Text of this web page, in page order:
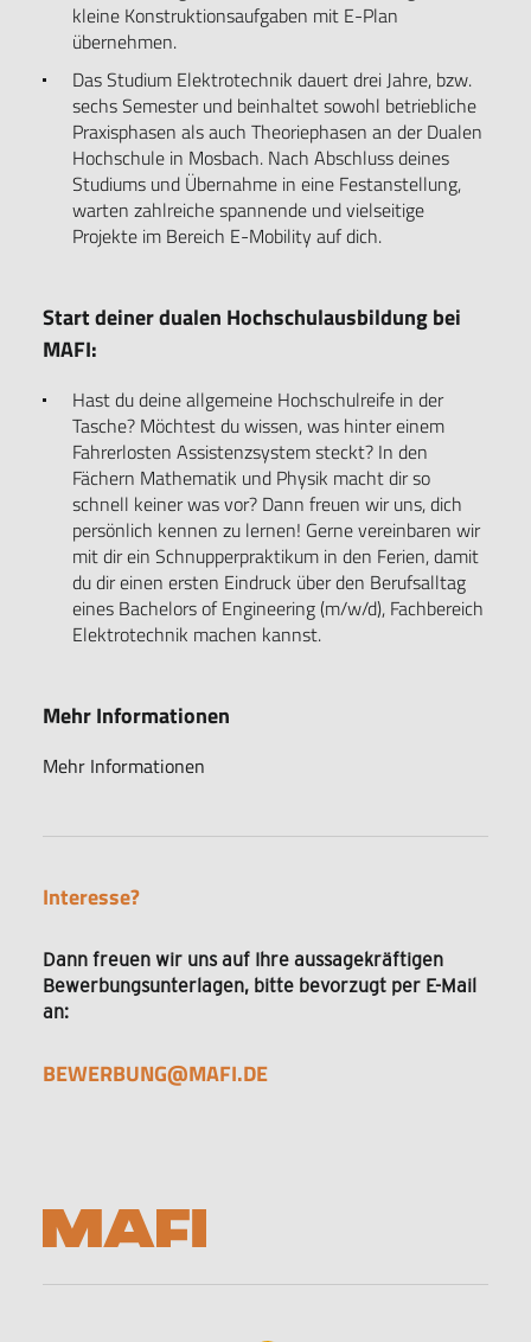
kleine Konstruktionsaufgaben mit E-Plan
übernehmen.
Das Studium Elektrotechnik dauert drei Jahre, bzw.
sechs Semester und beinhaltet sowohl betriebliche
Praxisphasen als auch Theoriephasen an der Dualen
Hochschule in Mosbach. Nach Abschluss deines
Studiums und Übernahme in eine Festanstellung,
warten zahlreiche spannende und vielseitige
Projekte im Bereich E-Mobility auf dich.
Start deiner dualen Hochschulausbildung bei
MAFI:
Hast du deine allgemeine Hochschulreife in der
Tasche? Möchtest du wissen, was hinter einem
Fahrerlosten Assistenzsystem steckt? In den
Fächern Mathematik und Physik macht dir so
schnell keiner was vor? Dann freuen wir uns, dich
persönlich kennen zu lernen! Gerne vereinbaren wir
mit dir ein Schnupperpraktikum in den Ferien, damit
du dir einen ersten Eindruck über den Berufsalltag
eines Bachelors of Engineering (m/w/d), Fachbereich
Elektrotechnik machen kannst.
Mehr Informationen
Mehr Informationen
Interesse?
Dann freuen wir uns auf Ihre aussagekräftigen
Bewerbungsunterlagen, bitte bevorzugt per E-Mail
an:
BEWERBUNG@MAFI.DE